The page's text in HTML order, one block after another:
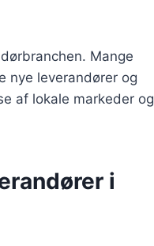
Mange
nye leverandører og
af lokale markeder og
i